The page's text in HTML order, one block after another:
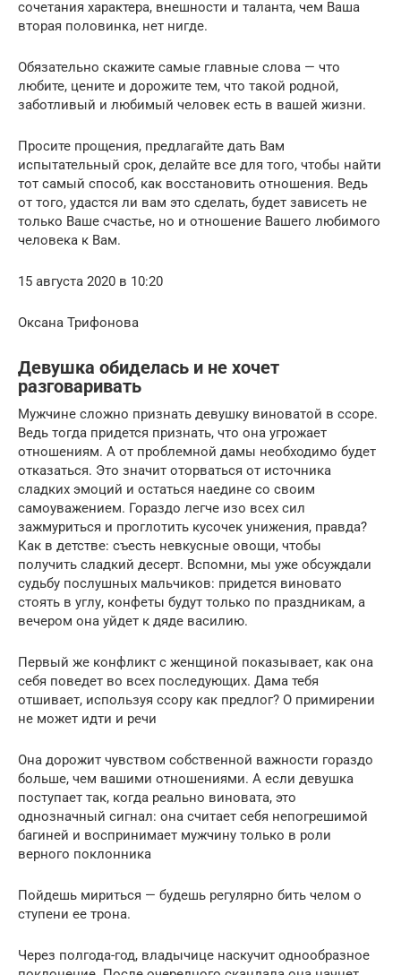
сочетания характера, внешности и таланта, чем Ваша
вторая половинка, нет нигде.
Обязательно скажите самые главные слова — что
любите, цените и дорожите тем, что такой родной,
заботливый и любимый человек есть в вашей жизни.
Просите прощения, предлагайте дать Вам
испытательный срок, делайте все для того, чтобы найти
тот самый способ, как восстановить отношения. Ведь
от того, удастся ли вам это сделать, будет зависеть не
только Ваше счастье, но и отношение Вашего любимого
человека к Вам.
15 августа 2020 в 10:20
Оксана Трифонова
Девушка обиделась и не хочет
разговаривать
Мужчине сложно признать девушку виноватой в ссоре.
Ведь тогда придется признать, что она угрожает
отношениям. А от проблемной дамы необходимо будет
отказаться. Это значит оторваться от источника
сладких эмоций и остаться наедине со своим
самоуважением. Гораздо легче изо всех сил
зажмуриться и проглотить кусочек унижения, правда?
Как в детстве: съесть невкусные овощи, чтобы
получить сладкий десерт. Вспомни, мы уже обсуждали
судьбу послушных мальчиков: придется виновато
стоять в углу, конфеты будут только по праздникам, а
вечером она уйдет к дяде василию.
Первый же конфликт с женщиной показывает, как она
себя поведет во всех последующих. Дама тебя
отшивает, используя ссору как предлог? О примирении
не может идти и речи
Она дорожит чувством собственной важности гораздо
больше, чем вашими отношениями. А если девушка
поступает так, когда реально виновата, это
однозначный сигнал: она считает себя непогрешимой
багиней и воспринимает мужчину только в роли
верного поклонника
Пойдешь мириться — будешь регулярно бить челом о
ступени ее трона.
Через полгода-год, владычице наскучит однообразное